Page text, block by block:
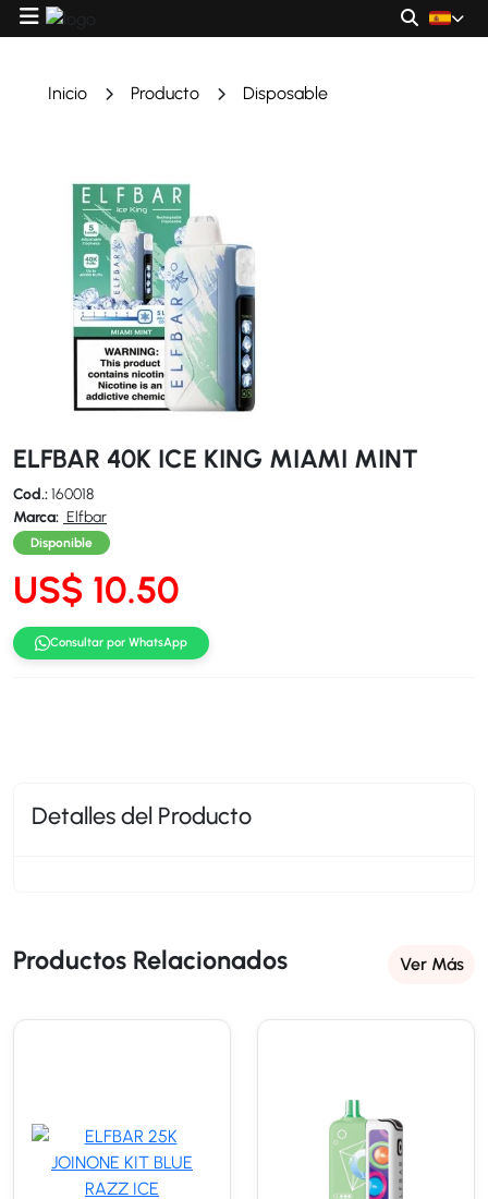
Inicio Producto Disposable
ELFBAR 40K ICE KING MIAMI MINT
Cod.:160018
Marca: Elfbar
Disponible
US$ 10.50
Consultar por WhatsApp
Detalles del Producto
Productos Relacionados Ver Más